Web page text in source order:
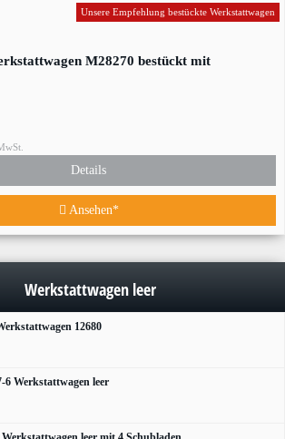
Unsere Empfehlung bestückte Werkstattwagen
M28270 bestückt mit
Details
Ansehen*
Werkstattwagen leer
12680
6 Werkstattwagen leer